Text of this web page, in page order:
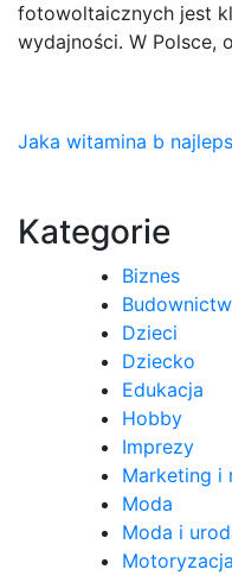
fotowoltaicznych jest
wydajności. W Polsce,
Nawigacja
Jaka witamina b
Kategorie
Biznes
Dzieci
Dziecko
Edukacja
Hobby
Imprezy
Marketing i
Moda
Moda i
Motoryzacja